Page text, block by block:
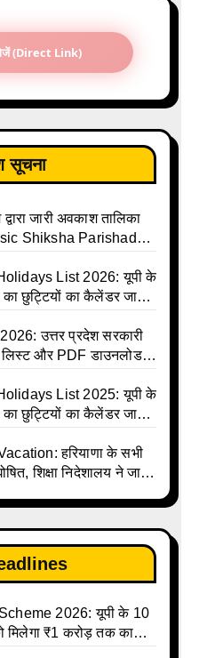
(Direct Link)
सूचना
जारी अवकाश तालिका
Shiksha Parishad
UP 2026 | UP Basic
Talika 2026 | UP
List 2026: यूपी के
छुट्टियों का कैलेंडर जारी |
2026 | UP
suchi | UP
School Holidays
उत्तर प्रदेश सरकारी
और PDF डाउनलोड
| Up Holidays List |
List 2025: यूपी के
छुट्टियों का कैलेंडर जारी |
2025 | UP
suchi | UP
School Holidays
हरियाणा के सभी
शिक्षा निदेशालय ने जारी
2026: यूपी के 10
मिलेगा ₹1 करोड़ तक का